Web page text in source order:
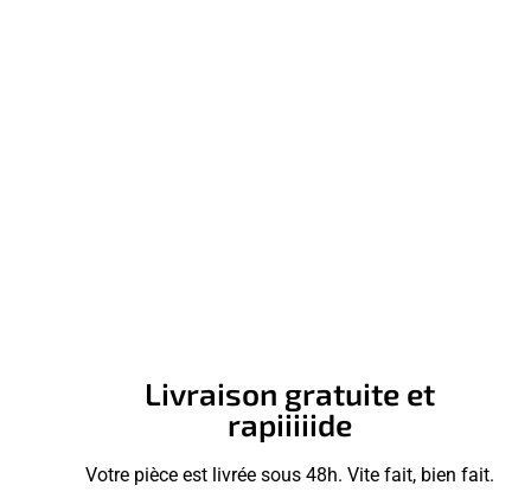
Livraison gratuite et
rapiiiiide
Votre pièce est livrée sous 48h. Vite fait, bien fait.